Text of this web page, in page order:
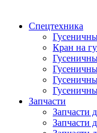
Спецтехника
Кран на
Запчасти
Запчасти
Запчасти